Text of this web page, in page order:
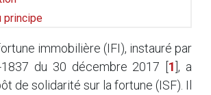
principe
immobilière (IFI), instauré par
1837 du 30 décembre 2017
1 ], a
de solidarité sur la fortune (ISF). Il